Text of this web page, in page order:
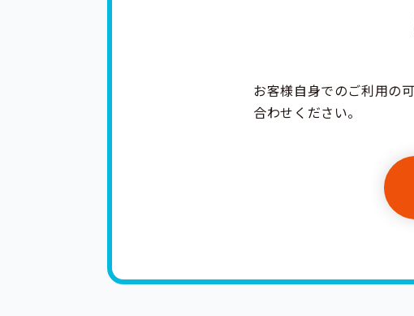
お客様自身でのご利用の
合わせください。